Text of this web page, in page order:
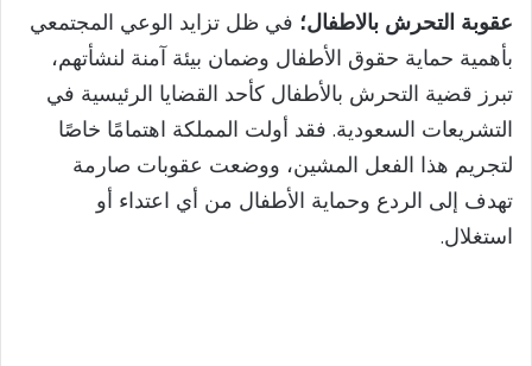
عقوبة التحرش بالاطفال؛ في ظل تزايد الوعي المجتمعي
بأهمية حماية حقوق الأطفال وضمان بيئة آمنة لنشأتهم،
تبرز قضية التحرش بالأطفال كأحد القضايا الرئيسية في
التشريعات السعودية. فقد أولت المملكة اهتمامًا خاصًا
لتجريم هذا الفعل المشين، ووضعت عقوبات صارمة
تهدف إلى الردع وحماية الأطفال من أي اعتداء أو
استغلال.